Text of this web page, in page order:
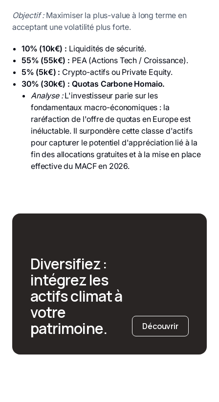
Objectif :Maximiser la plus-value à long terme en
acceptant une volatilité plus forte.
10% (10k€) : Liquidités de sécurité.
55% (55k€) : PEA (Actions Tech / Croissance).
5% (5k€) : Crypto-actifs ou Private Equity.
30% (30k€) : Quotas Carbone Homaio.
Analyse :L'investisseur parie sur les
fondamentaux macro-économiques : la
raréfaction de l'offre de quotas en Europe est
inéluctable. Il surpondère cette classe d'actifs
pour capturer le potentiel d'appréciation lié à la
fin des allocations gratuites et à la mise en place
effective du MACF en 2026.
Diversifiez :
intégrez les
actifs climat à
votre
patrimoine.
Découvrir